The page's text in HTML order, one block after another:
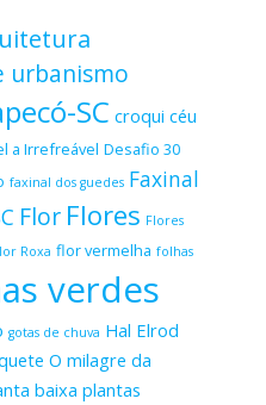
urbanismo
SC croqui céu
a Irrefreável Desafio 30
faxinal dos guedes Faxinal
Flor Flores Flores
Roxa flor vermelha folhas
verdes
gotas de chuva Hal Elrod
O milagre da
baixa plantas